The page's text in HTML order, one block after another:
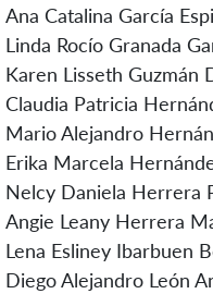
Ana Catalina García
Linda Rocío Granada
Karen Lisseth Guzmán
Claudia Patricia
Mario Alejandro
Erika Marcela
Nelcy Daniela Herrera
Angie Leany Herrera
Lena Esliney Ibarbuen
Diego Alejandro León